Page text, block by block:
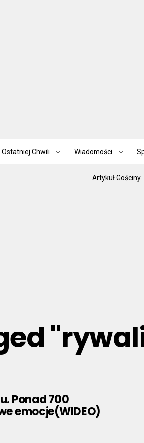
Ostatniej Chwili Wiadomości
Artykuł Gościny
Ponad 700
emocje(WIDEO)